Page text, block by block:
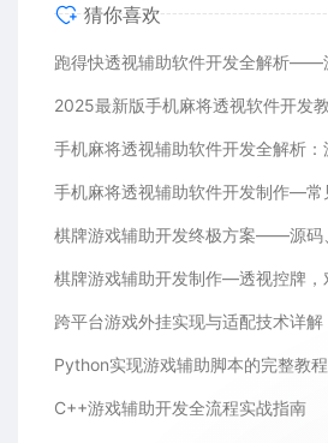
猜你喜欢
跨平台游戏外挂实现与适配技术详解
Python实现游戏辅助脚本的完整教程
C++游戏辅助开发全流程实战指南